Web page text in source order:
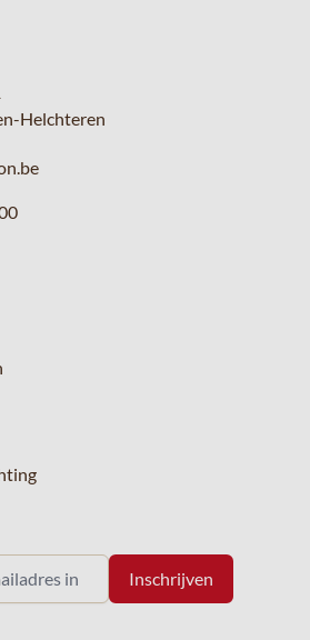
Helchteren